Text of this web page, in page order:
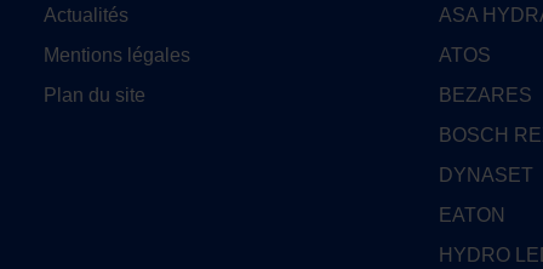
Actualités
Mentions légales
Plan du site
ASA
ATOS
BEZARES
BOSCH
DYNASET
EATON
HYDRO